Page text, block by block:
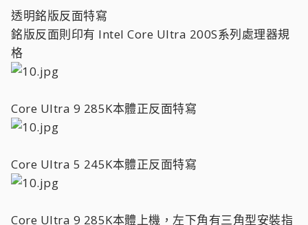
透明銘版反面特寫
銘版反面則印有 Intel Core Ultra 200S系列處理器規
格
Core Ultra 9 285K本體正反面特寫
Core Ultra 5 245K本體正反面特寫
Core Ultra 9 285K本體上機，左下角有三角型安裝指